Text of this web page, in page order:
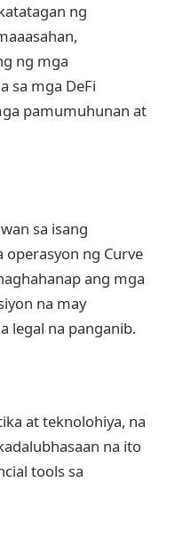
ng
ng mga
sa mga DeFi
pamumuhunan at
sa isang
ng Curve
ang mga
na may
legal na panganib.
at teknolohiya, na
na ito
tools sa